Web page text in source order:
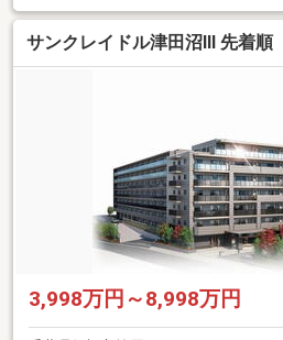
サンクレイドル津田沼III 先着順
3,998万円～8,998万円